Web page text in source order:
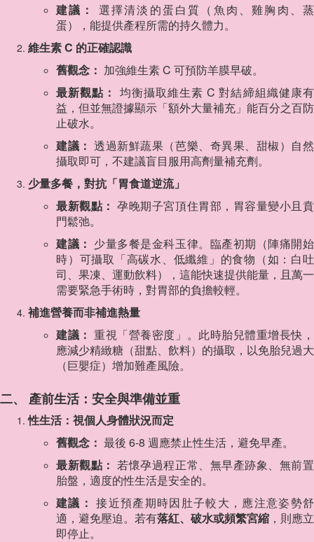
建議：
選擇清淡的蛋白質（魚肉、雞胸肉、蒸
蛋），能提供產程所需的持久體力。
維生素 C 的正確認識
舊觀念： 加強維生素 C 可預防羊膜早破。
最新觀點： 均衡攝取維生素 C 對結締組織健康有
益，但並無證據顯示「額外大量補充」能百分之百防
止破水。
建議： 透過新鮮蔬果（芭樂、奇異果、甜椒）自然
攝取即可，不建議盲目服用高劑量補充劑。
少量多餐，對抗「胃食道逆流」
最新觀點： 孕晚期子宮頂住胃部，胃容量變小且賁
門鬆弛。
建議： 少量多餐是金科玉律。臨產初期（陣痛開始
時）可攝取「高碳水、低纖維」的食物（如：白吐
司、果凍、運動飲料），這能快速提供能量，且萬一
需要緊急手術時，對胃部的負擔較輕。
補進營養而非補進熱量
建議： 重視「營養密度」。此時胎兒體重增長快，
應減少精緻糖（甜點、飲料）的攝取，以免胎兒過大
（巨嬰症）增加難產風險。
二、 產前生活：安全與準備並重
性生活：視個人身體狀況而定
舊觀念： 最後 6-8 週應禁止性生活，避免早產。
最新觀點： 若懷孕過程正常、無早產跡象、無前置
胎盤，適度的性生活是安全的。
建議： 接近預產期時因肚子較大，應注意姿勢舒
適，避免壓迫。若有落紅、破水或頻繁宮縮 ，則應立
即停止。